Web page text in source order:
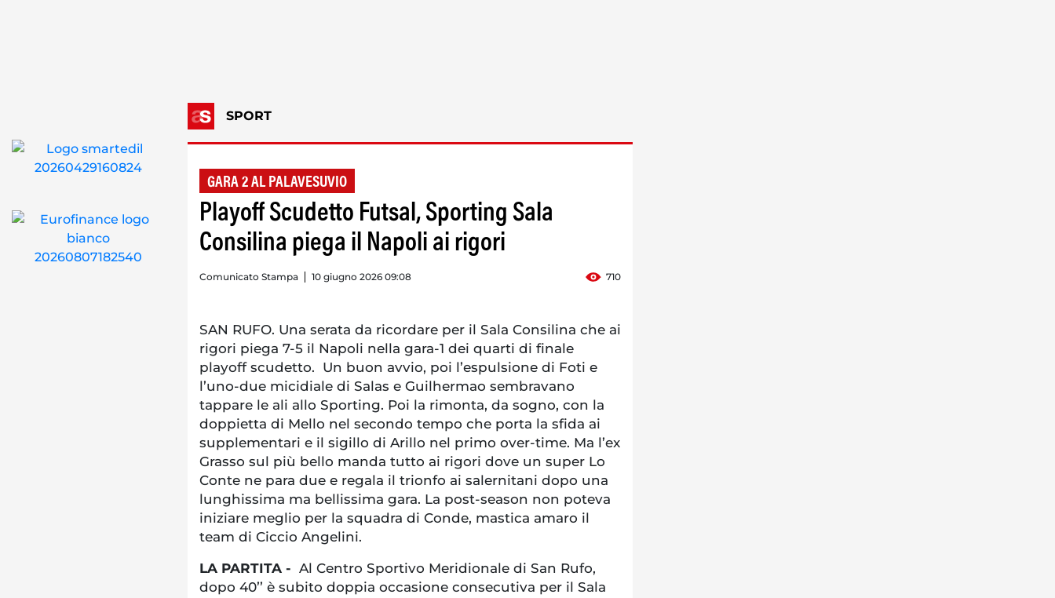
SPORT
GARA 2 AL PALAVESUVIO
Playoff Scudetto Futsal, Sporting Sala
Consilina piega il Napoli ai rigori
Comunicato Stampa 10 giugno 2026 09:08 710
SAN RUFO. Una serata da ricordare per il Sala Consilina che ai
rigori piega 7-5 il Napoli nella gara-1 dei quarti di finale
playoff scudetto. Un buon avvio, poi l’espulsione di Foti e
l’uno-due micidiale di Salas e Guilhermao sembravano
tappare le ali allo Sporting. Poi la rimonta, da sogno, con la
doppietta di Mello nel secondo tempo che porta la sfida ai
supplementari e il sigillo di Arillo nel primo over-time. Ma l’ex
Grasso sul più bello manda tutto ai rigori dove un super Lo
Conte ne para due e regala il trionfo ai salernitani dopo una
lunghissima ma bellissima gara. La post-season non poteva
iniziare meglio per la squadra di Conde, mastica amaro il
team di Ciccio Angelini.
LA PARTITA - Al Centro Sportivo Meridionale di San Rufo,
dopo 40’’ è subito doppia occasione consecutiva per il Sala